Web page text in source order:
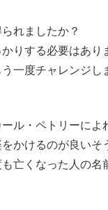
れましたか？
りする必要はあり
一度チャレンジし
ル・ペトリーによ
かけるのが良いそ
亡くなった人の名